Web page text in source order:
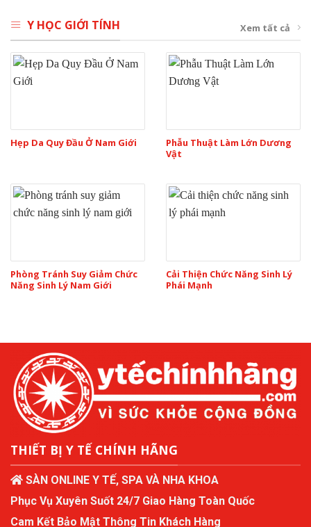
Y HỌC GIỚI TÍNH Xem tất cả
Hẹp Da Quy Đầu Ở Nam Giới
Phẫu Thuật Làm Lớn Dương
Vật
Phòng Tránh Suy Giảm Chức
Năng Sinh Lý Nam Giới
Cải Thiện Chức Năng Sinh Lý
Phái Mạnh
THIẾT BỊ Y TẾ CHÍNH HÃNG
SÀN ONLINE Y TẾ, SPA VÀ NHA KHOA
Phục Vụ Xuyên Suốt 24/7 Giao Hàng Toàn Quốc
Cam Kết Bảo Mật Thông Tin Khách Hàng